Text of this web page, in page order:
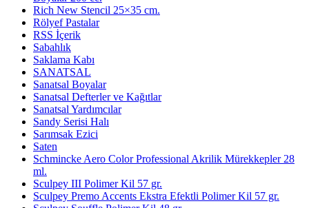
Rich New Stencil 25×35 cm.
Rölyef Pastalar
RSS İçerik
Sabahlık
Saklama Kabı
SANATSAL
Sanatsal Boyalar
Sanatsal Defterler ve Kağıtlar
Sanatsal Yardımcılar
Sandy Serisi Halı
Sarımsak Ezici
Saten
Schmincke Aero Color Professional Akrilik Mürekkepler 28
ml.
Sculpey III Polimer Kil 57 gr.
Sculpey Premo Accents Ekstra Efektli Polimer Kil 57 gr.